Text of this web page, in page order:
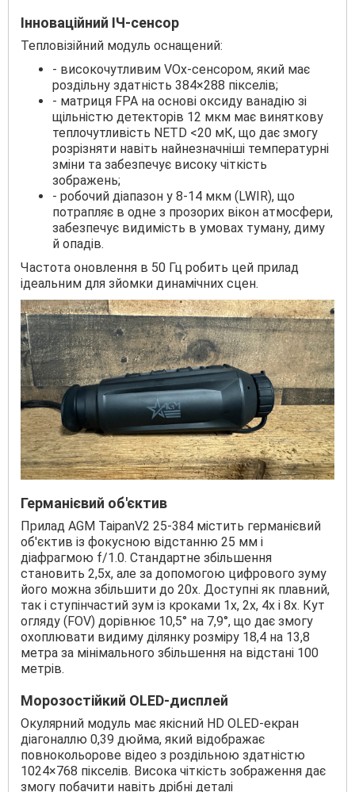
Інноваційний ІЧ-сенсор
Тепловізійний модуль оснащений:
- високочутливим VOx-сенсором, який має
роздільну здатність 384×288 пікселів;
- матриця FPA на основі оксиду ванадію зі
щільністю детекторів 12 мкм має виняткову
теплочутливість NETD <20 мК, що дає змогу
розрізняти навіть найнезначніші температурні
зміни та забезпечує високу чіткість
зображень;
- робочий діапазон у 8-14 мкм (LWIR), що
потрапляє в одне з прозорих вікон атмосфери,
забезпечує видимість в умовах туману, диму
й опадів.
Частота оновлення в 50 Гц робить цей прилад
ідеальним для зйомки динамічних сцен.
Германієвий об'єктив
Прилад AGM TaipanV2 25-384 містить германієвий
об'єктив із фокусною відстанню 25 мм і
діафрагмою f/1.0. Стандартне збільшення
становить 2,5х, але за допомогою цифрового зуму
його можна збільшити до 20х. Доступні як плавний,
так і ступінчастий зум із кроками 1x, 2x, 4x і 8x. Кут
огляду (FOV) дорівнює 10,5° на 7,9°, що дає змогу
охоплювати видиму ділянку розміру 18,4 на 13,8
метра за мінімального збільшення на відстані 100
метрів.
Морозостійкий OLED-дисплей
Окулярний модуль має якісний HD OLED-екран
діагоналлю 0,39 дюйма, який відображає
повнокольорове відео з роздільною здатністю
1024×768 пікселів. Висока чіткість зображення дає
змогу побачити навіть дрібні деталі